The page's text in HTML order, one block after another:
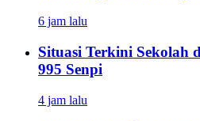
6 jam lalu
Situasi Terkini Sekolah
995 Senpi
4 jam lalu